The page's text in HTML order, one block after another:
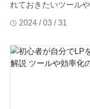
れておきたいツール
2024 / 03 / 31